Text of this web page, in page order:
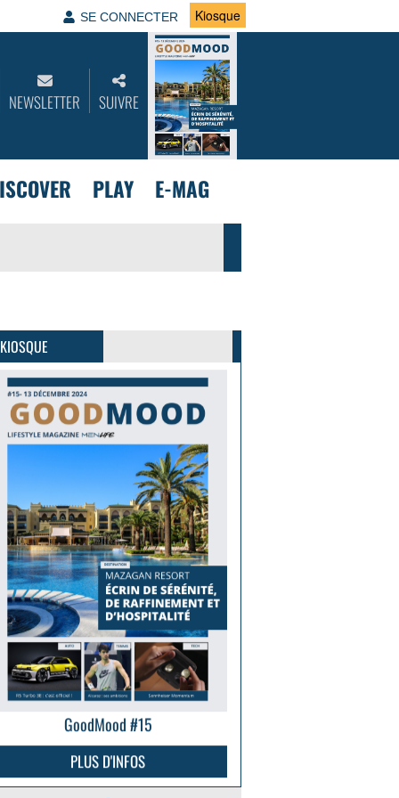
SE CONNECTER Kiosque
NEWSLETTER SUIVRE
PLAY E-MAG
PLUS D'INFOS
GoodMood #15
PLUS D'INFOS